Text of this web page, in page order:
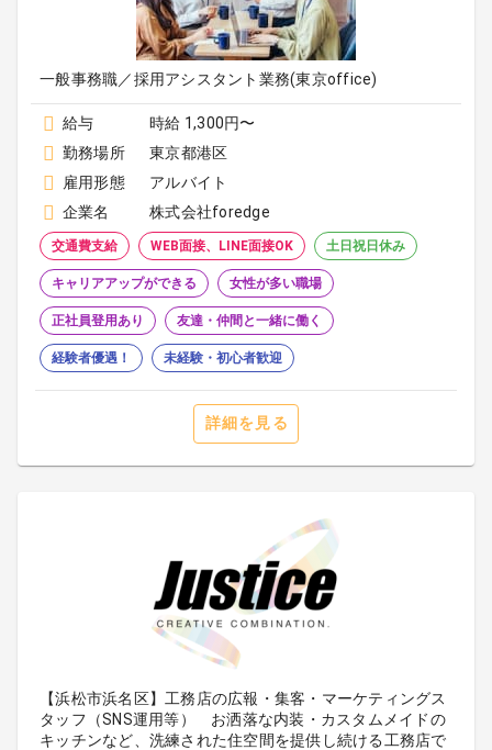
一般事務職／採用アシスタント業務(東京office)
給与
時給 1,300円〜
勤務場所
東京都港区
雇用形態
アルバイト
企業名
株式会社foredge
交通費支給 WEB面接、LINE面接OK 土日祝日休み
キャリアアップができる 女性が多い職場
正社員登用あり 友達・仲間と一緒に働く
経験者優遇！ 未経験・初心者歓迎
詳細を見る
【浜松市浜名区】工務店の広報・集客・マーケティングス
タッフ（SNS運用等） お洒落な内装・カスタムメイドの
キッチンなど、洗練された住空間を提供し続ける工務店で